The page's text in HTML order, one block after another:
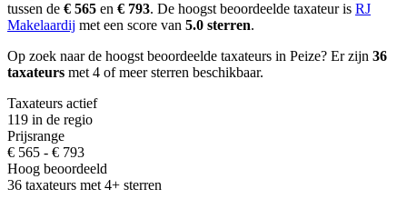
tussen de € 565 en € 793. De hoogst beoordeelde taxateur is RJ
Makelaardij met een score van 5.0 sterren.
Op zoek naar de hoogst beoordeelde taxateurs in Peize? Er zijn 36
taxateurs met 4 of meer sterren beschikbaar.
Taxateurs actief
119 in de regio
Prijsrange
€ 565 - € 793
Hoog beoordeeld
36 taxateurs met 4+ sterren